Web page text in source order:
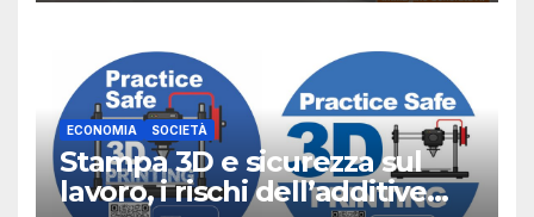
ECONOMIA SOCIETÀ
Stampa 3D e sicurezza sul
lavoro, i rischi dell’additive